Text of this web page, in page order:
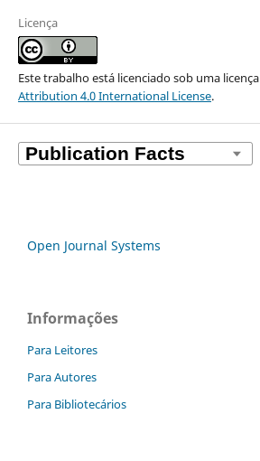
Licença
Este trabalho está licenciado sob uma licença
Attribution 4.0 International License.
Open Journal Systems
Informações
Para Leitores
Para Autores
Para Bibliotecários